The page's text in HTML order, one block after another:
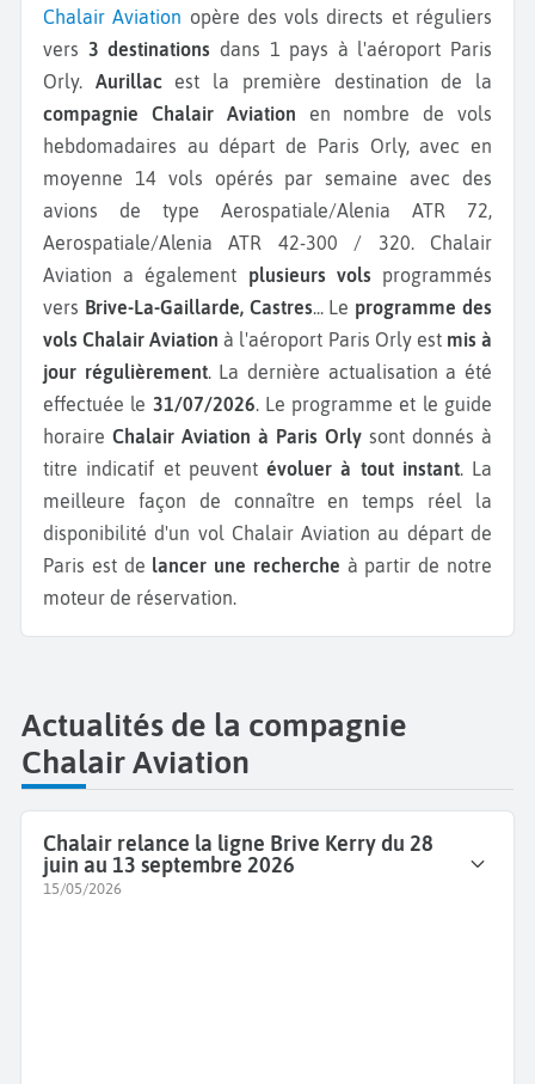
Chalair Aviation opère des vols directs et réguliers
vers 3 destinations dans 1 pays à l'aéroport Paris
Orly. Aurillacest la première destination de la
compagnie Chalair Aviation en nombre de vols
hebdomadaires au départ de Paris Orly, avec en
moyenne 14 vols opérés par semaine avec des
avions de type Aerospatiale/Alenia ATR 72,
Aerospatiale/Alenia ATR 42-300 / 320. Chalair
Aviation a également plusieurs vols programmés
vers Brive-La-Gaillarde, Castres... Le programme des
vols Chalair Aviation à l'aéroport Paris Orly est mis à
jour régulièrement. La dernière actualisation a été
effectuée le 31/07/2026. Le programme et le guide
horaire Chalair Aviation à Paris Orly sont donnés à
titre indicatif et peuvent évoluer à tout instant. La
meilleure façon de connaître en temps réel la
disponibilité d'un vol Chalair Aviation au départ de
Paris est de lancer une recherche à partir de notre
moteur de réservation.
Actualités de la compagnie
Chalair Aviation
Chalair relance la ligne Brive Kerry du 28
juin au 13 septembre 2026
15/05/2026